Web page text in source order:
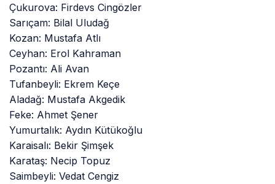
Çukurova: Firdevs Cingözler
Sarıçam: Bilal Uludağ
Kozan: Mustafa Atlı
Ceyhan: Erol Kahraman
Pozantı: Ali Avan
Tufanbeyli: Ekrem Keçe
Aladağ: Mustafa Akgedik
Feke: Ahmet Şener
Yumurtalık: Aydın Kütükoğlu
Karaisalı: Bekir Şimşek
Karataş: Necip Topuz
Saimbeyli: Vedat Cengiz